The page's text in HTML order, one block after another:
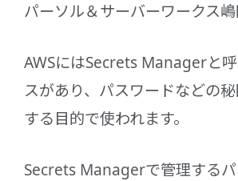
パーソル＆サーバーワークス嶋
AWSにはSecrets Managerと
スがあり、パスワードなどの
する目的で使われます。
Secrets Managerで管理するパ